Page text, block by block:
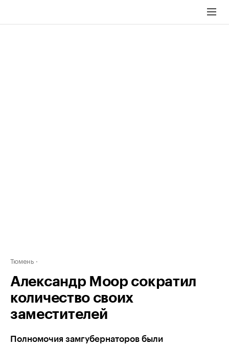
Тюмень
Александр Моор сократил
количество своих
заместителей
Полномочия замгубернаторов были